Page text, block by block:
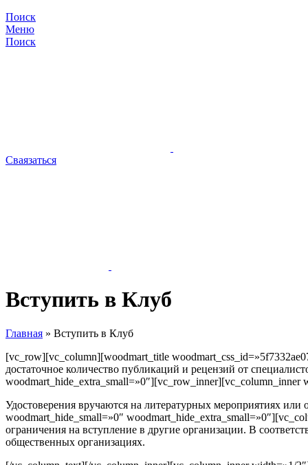
Поиск
Меню
Поиск
Сваязаться
Вступить в Клуб
Главная » Вступить в Клуб
[vc_row][vc_column][woodmart_title
достаточное количество публикаций и рецензий от
woodmart_hide_extra_small=»0″][vc_row_inner][vc_column_inner
Удостоверения вручаются на литературных мероприятиях
woodmart_hide_small=»0″
ограничения на вступление в другие организации. В
общественных организациях.